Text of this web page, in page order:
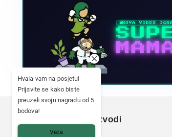
NOVA VIDEO IGRA
Naši ključni proizvodi
Hvala vam na posjetu!
Prijavite se kako biste
preuzeli svoju nagradu od 5
bodova!
Veza